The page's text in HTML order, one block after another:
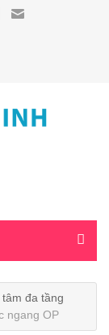
đa tầng
ngang OP